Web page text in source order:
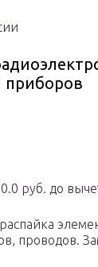
приборов
руб. до
проводов.